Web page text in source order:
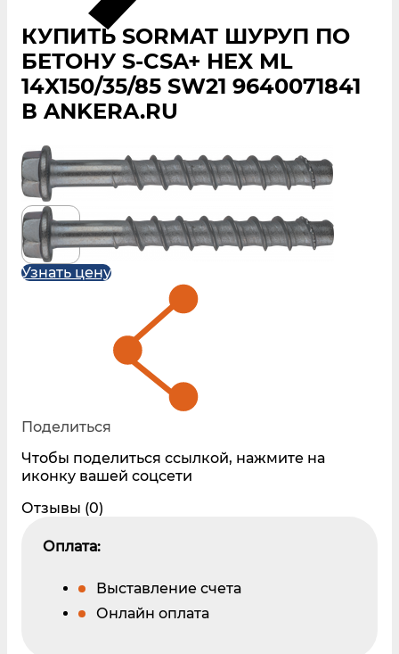
КУПИТЬ SORMAT ШУРУП ПО
БЕТОНУ S‑CSA+ HEX ML
14X150/35/85 SW21 9640071841
В ANKERA.RU
Узнать цену
Поделиться
Чтобы поделиться ссылкой, нажмите на
иконку вашей соцсети
Отзывы (0)
Оплата:
Выставление счета
Онлайн оплата